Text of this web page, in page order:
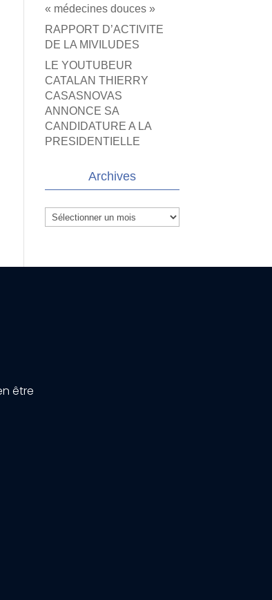
« médecines douces »
RAPPORT D’ACTIVITE
DE LA MIVILUDES
LE YOUTUBEUR
CATALAN THIERRY
CASASNOVAS
ANNONCE SA
CANDIDATURE A LA
PRESIDENTIELLE
Archives
Archives
être